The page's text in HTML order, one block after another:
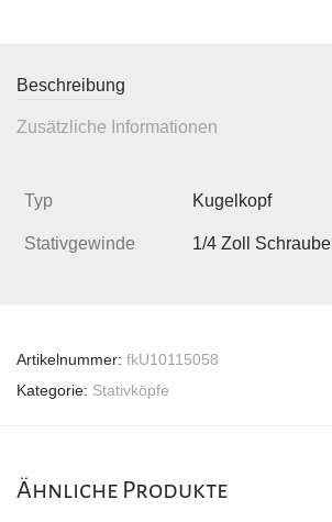
Beschreibung
Zusätzliche Informationen
Typ Kugelkopf
Stativgewinde 1/4 Zoll Schraube
Artikelnummer: fkU10115058
Kategorie: Stativköpfe
Ähnliche Produkte